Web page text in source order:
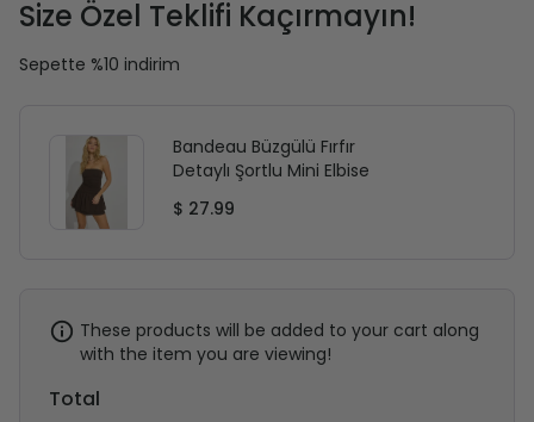
Size Özel Teklifi Kaçırmayın!
Sepette %10 indirim
Bandeau Büzgülü Fırfır
Detaylı Şortlu Mini Elbise
$ 27.99
These products will be added to your cart along
with the item you are viewing!
Total